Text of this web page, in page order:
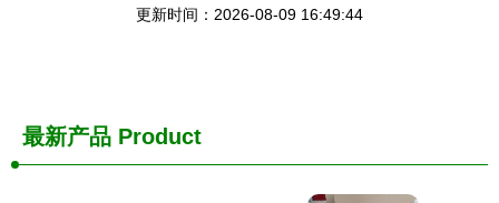
更新时间：2026-08-09 16:49:44
最新产品 Product